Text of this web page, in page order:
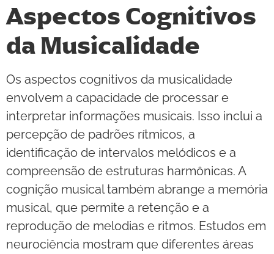
Aspectos Cognitivos
da Musicalidade
Os aspectos cognitivos da musicalidade
envolvem a capacidade de processar e
interpretar informações musicais. Isso inclui a
percepção de padrões rítmicos, a
identificação de intervalos melódicos e a
compreensão de estruturas harmônicas. A
cognição musical também abrange a memória
musical, que permite a retenção e a
reprodução de melodias e ritmos. Estudos em
neurociência mostram que diferentes áreas